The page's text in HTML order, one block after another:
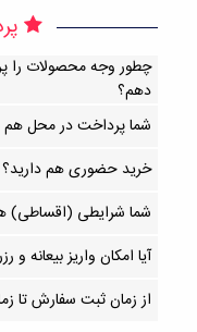
چطور وجه محصولات را
دهم؟
شما پرداخت در محل هم
خرید حضوری هم دارید؟
شما شرایطی (اقساطی)
آیا امکان واریز بیعانه و
از زمان ثبت سفارش تا